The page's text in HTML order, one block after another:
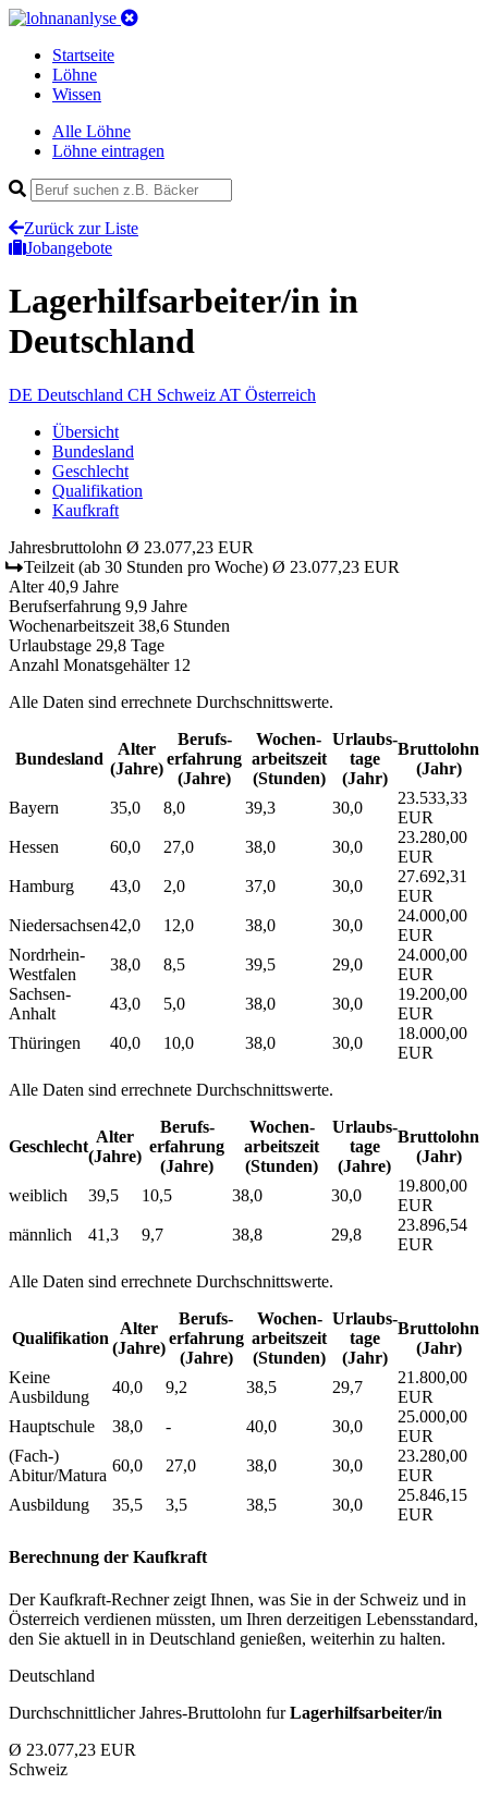
Startseite
Löhne
Wissen
Alle Löhne
Löhne eintragen
Zurück zur Liste
Jobangebote
Lagerhilfsarbeiter/in in
Deutschland
DE Deutschland CH Schweiz AT Österreich
Übersicht
Bundesland
Geschlecht
Qualifikation
Kaufkraft
Jahresbruttolohn Ø 23.077,23 EUR
Teilzeit (ab 30 Stunden pro Woche) Ø 23.077,23 EUR
Alter 40,9 Jahre
Berufserfahrung 9,9 Jahre
Wochenarbeitszeit 38,6 Stunden
Urlaubstage 29,8 Tage
Anzahl Monatsgehälter 12
Alle Daten sind errechnete Durchschnittswerte.
Bundesland
Alter
(Jahre)
Berufs­
erfahrung
(Jahre)
Wochen­
arbeitszeit
(Stunden)
Urlaubs­
tage
(Jahr)
Bruttolohn
(Jahr)
Bayern 35,0 8,0 39,3 30,0
23.533,33
EUR
Hessen
60,0 27,0 38,0 30,0
23.280,00
EUR
Hamburg
43,0 2,0 37,0 30,0
27.692,31
EUR
Niedersachsen42,0 12,0 38,0 30,0
24.000,00
EUR
Nordrhein-
Westfalen
38,0 8,5 39,5 29,0
24.000,00
EUR
Sachsen-
Anhalt
43,0 5,0 38,0 30,0
19.200,00
EUR
Thüringen
40,0 10,0 38,0 30,0
18.000,00
EUR
Alle Daten sind errechnete Durchschnittswerte.
Geschlecht
Alter
(Jahre)
Berufs­
erfahrung
(Jahre)
Wochen­
arbeitszeit
(Stunden)
Urlaubs­
tage
(Jahre)
Bruttolohn
(Jahr)
weiblich 39,5 10,5 38,0 30,0
19.800,00
EUR
männlich
41,3 9,7 38,8 29,8
23.896,54
EUR
Alle Daten sind errechnete Durchschnittswerte.
Qualifikation
Alter
(Jahre)
Berufs­
erfahrung
(Jahre)
Wochen­
arbeitszeit
(Stunden)
Urlaubs­
tage
(Jahr)
Bruttolohn
(Jahr)
Keine
Ausbildung
40,0 9,2 38,5 29,7
21.800,00
EUR
Hauptschule
38,0 - 40,0 30,0
25.000,00
EUR
(Fach-)
Abitur/Matura
60,0 27,0 38,0 30,0
23.280,00
EUR
Ausbildung
35,5 3,5 38,5 30,0
25.846,15
EUR
Berechnung der Kaufkraft
Der Kaufkraft-Rechner zeigt Ihnen, was Sie in der Schweiz und in
Österreich verdienen müssten, um Ihren derzeitigen Lebensstandard,
den Sie aktuell in in Deutschland genießen, weiterhin zu halten.
Deutschland
Durchschnittlicher Jahres-Bruttolohn furLagerhilfsarbeiter/in
Ø 23.077,23 EUR
Schweiz